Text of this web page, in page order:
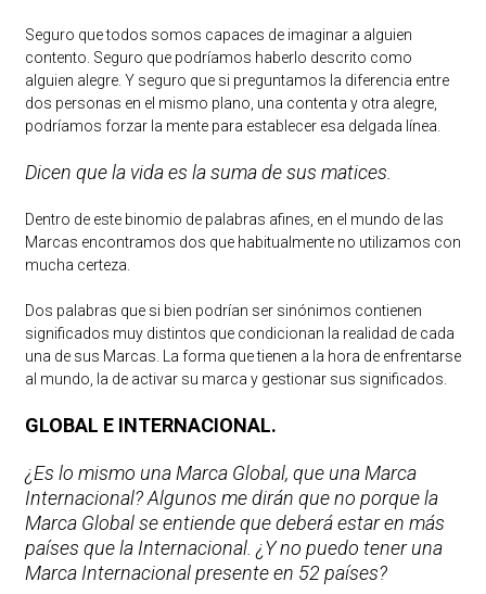
Seguro que todos somos capaces de imaginar a alguien
contento. Seguro que podríamos haberlo descrito como
alguien alegre. Y seguro que si preguntamos la diferencia entre
dos personas en el mismo plano, una contenta y otra alegre,
podríamos forzar la mente para establecer esa delgada línea.
Dicen que la vida es la suma de sus matices.
Dentro de este binomio de palabras afines, en el mundo de las
Marcas encontramos dos que habitualmente no utilizamos con
mucha certeza.
Dos palabras que si bien podrían ser sinónimos contienen
significados muy distintos que condicionan la realidad de cada
una de sus Marcas. La forma que tienen a la hora de enfrentarse
al mundo, la de activar su marca y gestionar sus significados.
GLOBAL E INTERNACIONAL.
¿Es lo mismo una Marca Global, que una Marca
Internacional? Algunos me dirán que no porque la
Marca Global se entiende que deberá estar en más
países que la Internacional. ¿Y no puedo tener una
Marca Internacional presente en 52 países?